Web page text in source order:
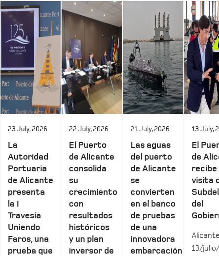
23 July, 2026
La
Autoridad
Portuaria
de Alicante
presenta
la I
Travesía
Uniendo
Faros, una
prueba que
22 July, 2026
El Puerto
de Alicante
consolida
su
crecimiento
con
resultados
históricos
y un plan
inversor de
21 July, 2026
Las aguas
del puerto
de Alicante
se
convierten
en el banco
de pruebas
de una
innovadora
embarcación
13 July,
El
de
recibe
visita
del
13/